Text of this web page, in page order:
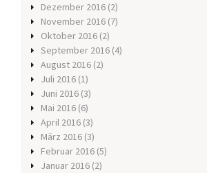
Dezember 2016 (2)
November 2016 (7)
Oktober 2016 (2)
September 2016 (4)
August 2016 (2)
Juli 2016 (1)
Juni 2016 (3)
Mai 2016 (6)
April 2016 (3)
März 2016 (3)
Februar 2016 (5)
Januar 2016 (2)